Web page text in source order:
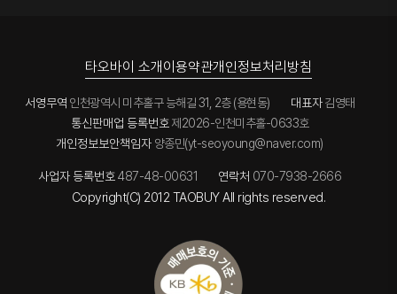
타오바이 소개이용약관개인정보처리방침
서영무역 인천광역시 미추홀구 능해길 31, 2층 (용현동) 대표자김영태
통신판매업 등록번호제2026-인천미추홀-0633호
개인정보보안책임자 양종민(yt-seoyoung@naver.com)
사업자 등록번호487-48-00631 연락처 070-7938-2666
Copyright(C) 2012 TAOBUY All rights reserved.